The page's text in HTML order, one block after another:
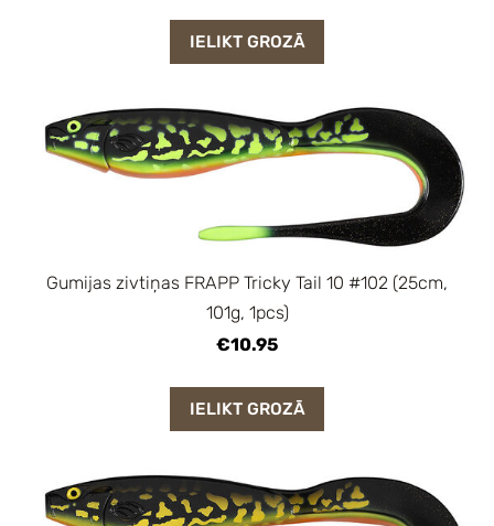
IELIKT GROZĀ
Gumijas zivtiņas FRAPP Tricky Tail 10 #102 (25cm,
101g, 1pcs)
€10.95
IELIKT GROZĀ